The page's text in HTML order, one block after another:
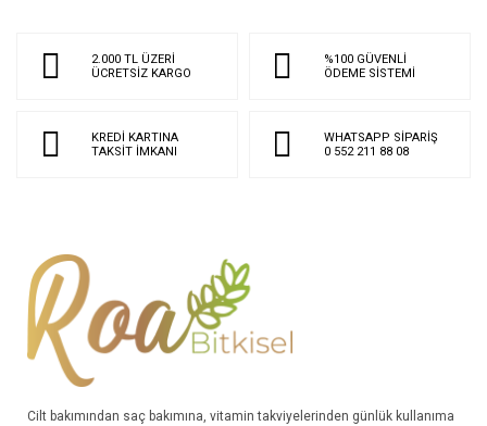
2.000 TL ÜZERİ
ÜCRETSİZ KARGO
%100 GÜVENLİ
ÖDEME SİSTEMİ
KREDİ KARTINA
TAKSİT İMKANI
WHATSAPP SİPARİŞ
0 552 211 88 08
Cilt bakımından saç bakımına, vitamin takviyelerinden günlük kullanıma